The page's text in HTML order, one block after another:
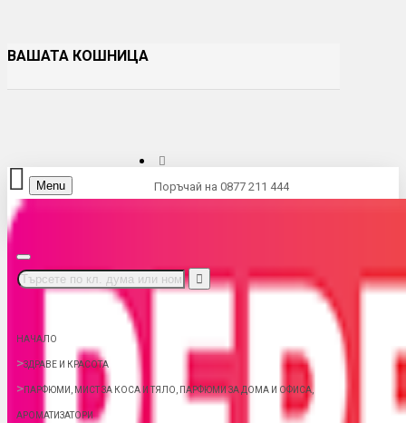
ВАШАТА КОШНИЦА
Поръчай на 0877 211 444
Menu
НАЧАЛО
ЗДРАВЕ И КРАСОТА
ПАРФЮМИ, МИСТ ЗА КОСА И ТЯЛО, ПАРФЮМИ ЗА ДОМА И ОФИСА,
АРОМАТИЗАТОРИ